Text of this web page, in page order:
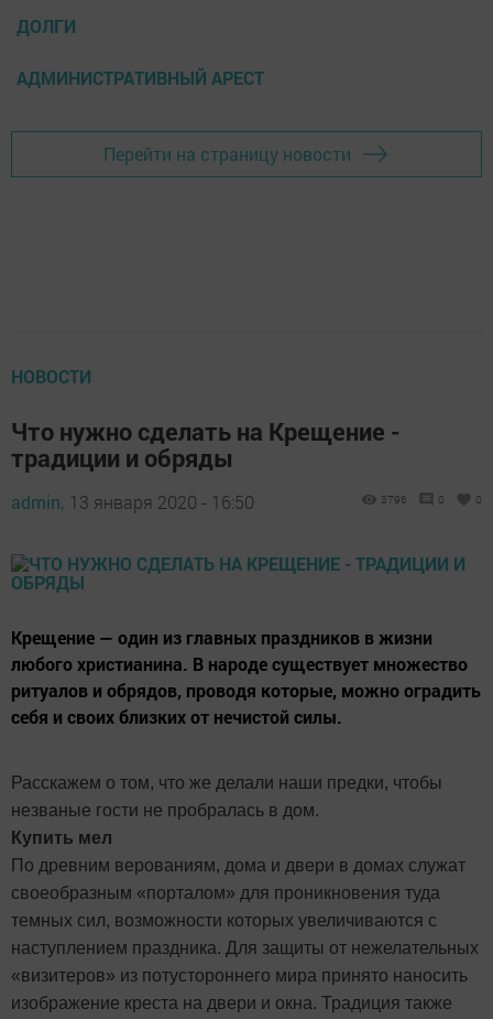
ДОЛГИ
АДМИНИСТРАТИВНЫЙ АРЕСТ
Перейти на страницу новости
НОВОСТИ
Что нужно сделать на Крещение -
традиции и обряды
admin, 13 января 2020 - 16:50 3796 0 0
Крещение — один из главных праздников в жизни
любого христианина. В народе существует множество
ритуалов и обрядов, проводя которые, можно оградить
себя и своих близких от нечистой силы.
Расскажем о том, что же делали наши предки, чтобы
незваные гости не пробралась в дом.
Купить мел
По древним верованиям, дома и двери в домах служат
своеобразным «порталом» для проникновения туда
темных сил, возможности которых увеличиваются с
наступлением праздника. Для защиты от нежелательных
«визитеров» из потустороннего мира принято наносить
изображение креста на двери и окна. Традиция также